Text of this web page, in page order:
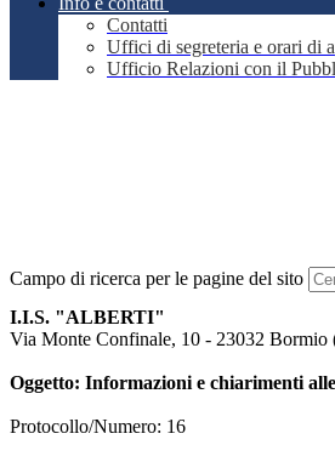
Contatti
Uffici di segreteria e orari di
Ufficio Relazioni con il
Campo di ricerca per le pagine del sito
I.I.S. "ALBERTI"
Via Monte Confinale, 10 - 23032 Bormio
Oggetto: Informazioni e chiarimenti
Protocollo/Numero: 16